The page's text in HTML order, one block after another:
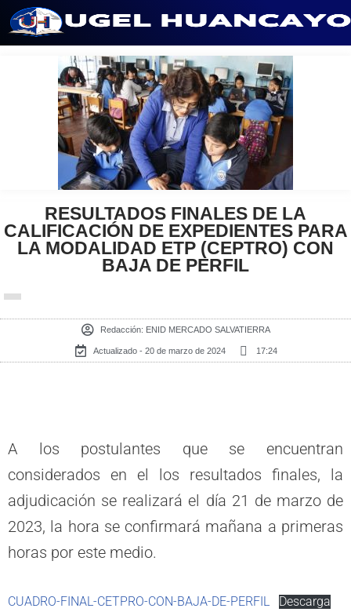
contenido
RESULTADOS FINALES DE LA
CALIFICACIÓN DE EXPEDIENTES PARA
LA MODALIDAD ETP (CEPTRO) CON
BAJA DE PERFIL
Redacción: ENID MERCADO SALVATIERRA
Actualizado - 20 de marzo de 2024 17:24
A los postulantes que se encuentran
considerados en el los resultados finales, la
adjudicación se realizará el día 21 de marzo de
2023, la hora se confirmará mañana a primeras
horas por este medio.
CUADRO-FINAL-CETPRO-CON-BAJA-DE-PERFIL Descarga